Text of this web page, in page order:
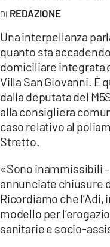
LAC ONAIR
LaC
Network
LACPLAY.IT
LACTV.IT
LACONAIR.IT
ILREGGINO.IT
COSENZACHANNEL.IT
ILVIBONESE.IT
REDAZIONE
Una interpellanza
quanto sta
domiciliare integrata
Villa San Giovanni. È
dalla deputata del
alla consigliera
caso relativo al
Stretto.
«Sono inammissibili
annunciate chiusure
Ricordiamo che
modello per
sanitarie e socio-